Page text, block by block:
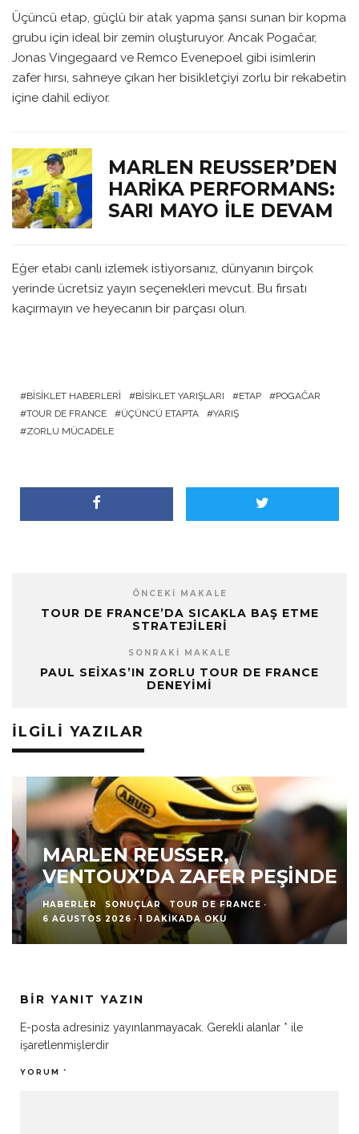
Üçüncü etap, güçlü bir atak yapma şansı sunan bir kopma
grubu için ideal bir zemin oluşturuyor. Ancak Pogačar,
Jonas Vingegaard ve Remco Evenepoel gibi isimlerin
zafer hırsı, sahneye çıkan her bisikletçiyi zorlu bir rekabetin
içine dahil ediyor.
MARLEN REUSSER’DEN
HARIKA PERFORMANS:
SARI MAYO İLE DEVAM
Eğer etabı canlı izlemek istiyorsanız, dünyanın birçok
yerinde ücretsiz yayın seçenekleri mevcut. Bu fırsatı
kaçırmayın ve heyecanın bir parçası olun.
BISIKLET HABERLERI BISIKLET YARIŞLARI ETAP
POGAČAR
TOUR DE FRANCE
ÜÇÜNCÜ ETAPTA
YARIŞ
ZORLU MÜCADELE
ÖNCEKI MAKALE
TOUR DE FRANCE’DA SICAKLA BAŞ ETME
STRATEJILERI
SONRAKI MAKALE
PAUL SEIXAS’IN ZORLU TOUR DE FRANCE
DENEYIMI
İLGILI YAZILAR
MARLEN REUSSER,
VENTOUX’DA ZAFER PEŞINDE
HABERLER SONUÇLAR TOUR DE FRANCE ·
6 AĞUSTOS 2026 · 1 DAKIKADA OKU
BIR YANIT YAZIN
E-posta adresiniz yayınlanmayacak. Gerekli alanlar * ile
işaretlenmişlerdir
YORUM *